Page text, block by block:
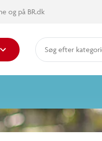
og på BR.dk